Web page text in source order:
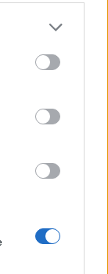
more Google
may click to
tags to
below Google